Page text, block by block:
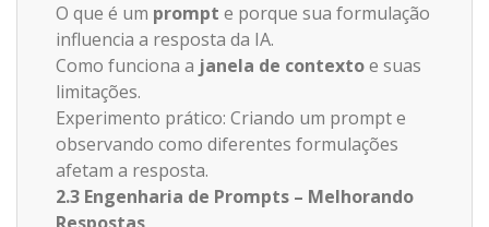
O que é um prompt e porque sua formulação
influencia a resposta da IA.
Como funciona a janela de contextoe suas
limitações.
Experimento prático: Criando um prompt e
observando como diferentes formulações
afetam a resposta.
2.3 Engenharia de Prompts – Melhorando